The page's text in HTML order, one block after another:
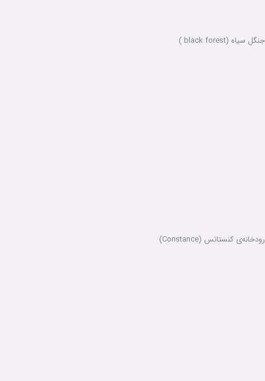
جنگل سیاه (black forest )
رودخانه‌ی کنستانس (Constance)